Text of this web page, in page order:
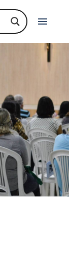
menu